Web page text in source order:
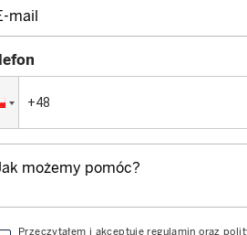
Przeczytałem i akceptuję regulamin oraz